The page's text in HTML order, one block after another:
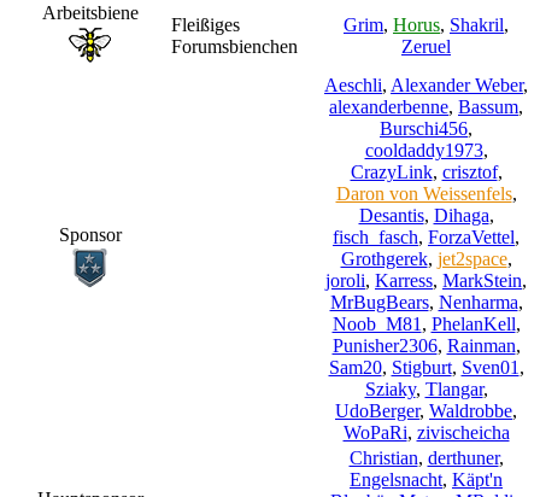
Arbeitsbiene
Fleißiges
Forumsbienchen
Grim, Horus, Shakril,
Zeruel
Sponsor
Aeschli, Alexander Weber,
alexanderbenne, Bassum,
Burschi456,
cooldaddy1973,
CrazyLink, crisztof,
Daron von Weissenfels,
Desantis, Dihaga,
fisch_fasch, ForzaVettel,
Grothgerek, jet2space,
joroli, Karress, MarkStein,
MrBugBears, Nenharma,
Noob_M81 , PhelanKell,
Punisher2306, Rainman,
Sam20, Stigburt, Sven01 ,
Sziaky, Tlangar,
UdoBerger, Waldrobbe,
WoPaRi, zivischeicha
Christian, derthuner,
Engelsnacht, Käpt'n